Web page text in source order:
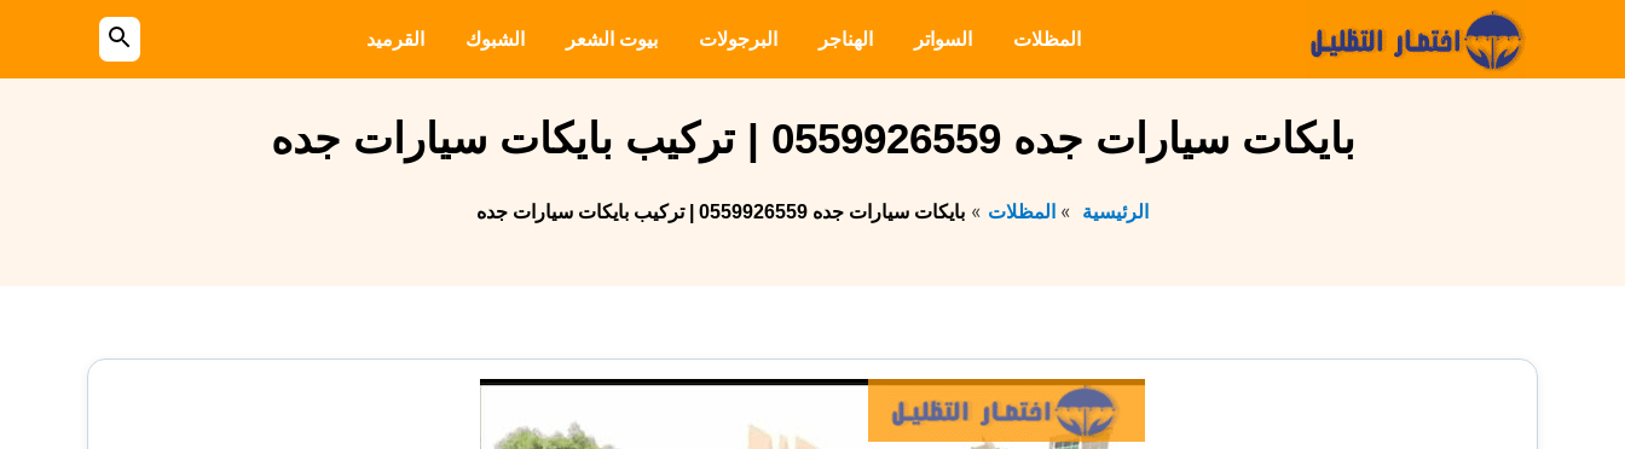
المظلات السواتر الهناجر البرجولات بيوت الشعر الشبوك القرميد
بحث
عن
بايكات سيارات جده 0559926559 | تركيب بايكات سيارات جده
الرئيسية المظلات بايكات سيارات جده 0559926559 | تركيب بايكات سيارات جده